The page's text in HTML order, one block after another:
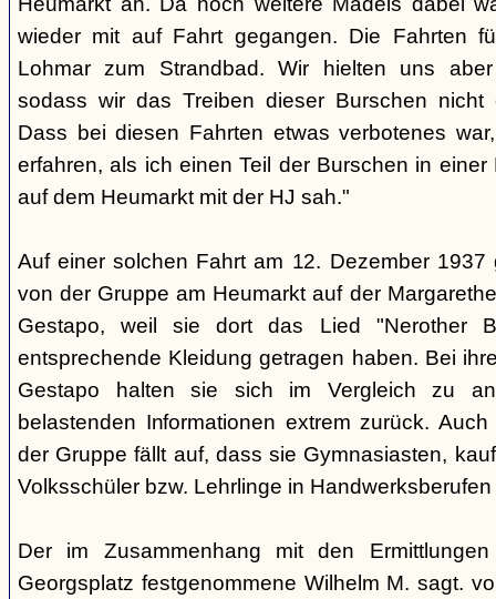
wieder mit auf Fahrt gegangen. Die Fahrten
Lohmar zum Strandbad. Wir hielten uns
sodass wir das Treiben dieser Burschen nicht
Dass bei diesen Fahrten etwas verbotenes
erfahren, als ich einen Teil der Burschen in
auf dem Heumarkt mit der HJ sah."
Auf einer solchen Fahrt am 12. Dezember 1937
von der Gruppe am Heumarkt auf der
Gestapo, weil sie dort das Lied "Nerother
entsprechende Kleidung getragen haben. Bei
Gestapo halten sie sich im Vergleich zu
belastenden Informationen extrem zurück.
der Gruppe fällt auf, dass sie Gymnasiasten,
Volksschüler bzw. Lehrlinge in
Der im Zusammenhang mit den
Georgsplatz festgenommene Wilhelm M. sagt.